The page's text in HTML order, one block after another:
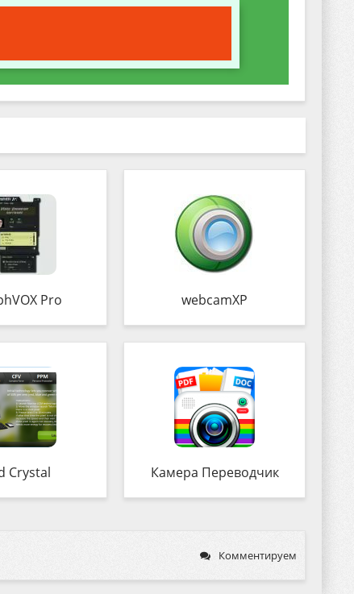
Pro webcamXP
Crystal Камера Переводчик
Комментируем